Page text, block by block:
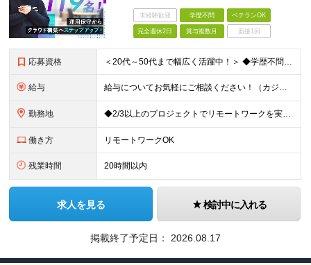
未経験歓迎 学歴不問 ベテランOK
完全週休2日 賞与複数月 面接1回
応募資格 ＜20代～50代まで幅広く活躍中！＞ ◆学歴不問 ◆何らかのインフラ関連の実務経験 ★経験年数不問/運用監視レベルも歓迎 ＜こんな方は大歓迎！＞ ◎今の収入に不満がある ◎もっと上流の案件で活躍した
給与 給与についてお気軽にご相談ください！（カジュアル面談可能） 月給35万円～＋各種手当＋賞与2回 ※固定残業代は、時間外労働の有無に関わらず40時間分を87,500円～支給 ※超過分は別途支給 ※試用
勤務地 ◆2/3以上のプロジェクトでリモートワークを実施中！ ≪自社拠点≫ ・東京本社／東京都千代田区丸の内二丁目6番1号 丸の内パークビルディング6階 ・関西支社／⼤阪府⼤阪市中央区安⼟町2-3-13 ⼤
働き方 リモートワークOK
残業時間 20時間以内
求人を見る 検討中に入れる
掲載終了予定日： 2026.08.17